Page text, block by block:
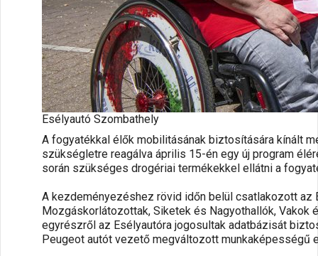
Esélyautó Szombathely
A fogyatékkal élők mobilitásának biztosítására kínált
szükségletre reagálva április 15-én egy új program
során szükséges drogériai termékekkel ellátni a
A kezdeményezéshez rövid időn belül csatlakozott
Mozgáskorlátozottak, Siketek és Nagyothallók, Vakok
egyrészről az Esélyautóra jogosultak adatbázisát
Peugeot autót vezető megváltozott munkaképességű